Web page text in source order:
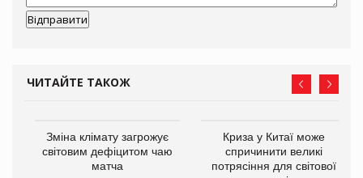
ЧИТАЙТЕ ТАКОЖ
Зміна клімату загрожує
світовим дефіцитом чаю
матча
Криза у Китаї може
спричинити великі
потрясіння для світової